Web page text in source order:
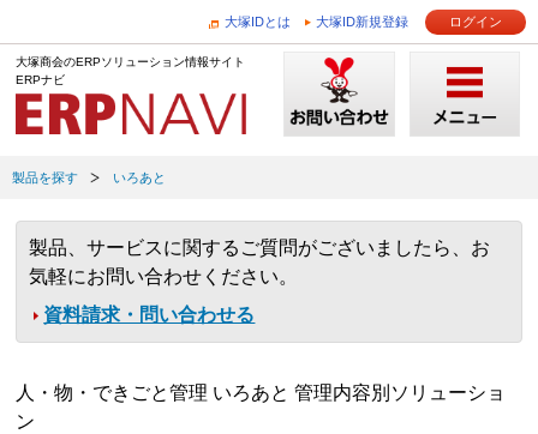
大塚IDとは 大塚ID新規登録 ログイン
大塚商会のERPソリューション情報サイト
ERPナビ
製品を探す いろあと
製品、サービスに関するご質問がございましたら、お
気軽にお問い合わせください。
資料請求・問い合わせる
人・物・できごと管理 いろあと 管理内容別ソリューショ
ン